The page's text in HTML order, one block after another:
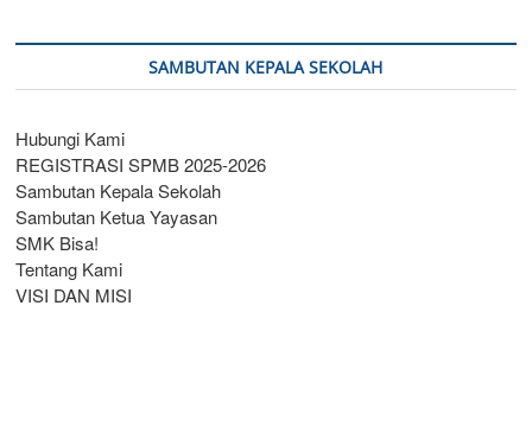
SAMBUTAN KEPALA SEKOLAH
Hubungi Kami
REGISTRASI SPMB 2025-2026
Sambutan Kepala Sekolah
Sambutan Ketua Yayasan
SMK Bisa!
Tentang Kami
VISI DAN MISI